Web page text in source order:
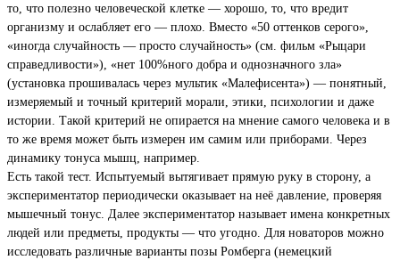
то, что полезно человеческой клетке — хорошо, то, что вредит
организму и ослабляет его — плохо. Вместо «50 оттенков серого»,
«иногда случайность — просто случайность» (см. фильм «Рыцари
справедливости»), «нет 100%ного добра и однозначного зла»
(установка прошивалась через мультик «Малефисента») — понятный,
измеряемый и точный критерий морали, этики, психологии и даже
истории. Такой критерий не опирается на мнение самого человека и в
то же время может быть измерен им самим или приборами. Через
динамику тонуса мышц, например.
Есть такой тест. Испытуемый вытягивает прямую руку в сторону, а
экспериментатор периодически оказывает на неё давление, проверяя
мышечный тонус. Далее экспериментатор называет имена конкретных
людей или предметы, продукты — что угодно. Для новаторов можно
исследовать различные варианты позы Ромберга (немецкий